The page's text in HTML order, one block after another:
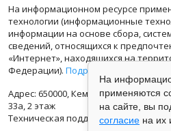
На информационном ресурсе
технологии (информационные
информации на основе сбора,
сведений, относящихся к
«Интернет», находящихся на
Федерации). Подробная информация
Адрес: 650000, Кемеровская Область,
33а, 2 этаж
Техническая поддержка:
На
применяются
на сайте, вы
согласие на их